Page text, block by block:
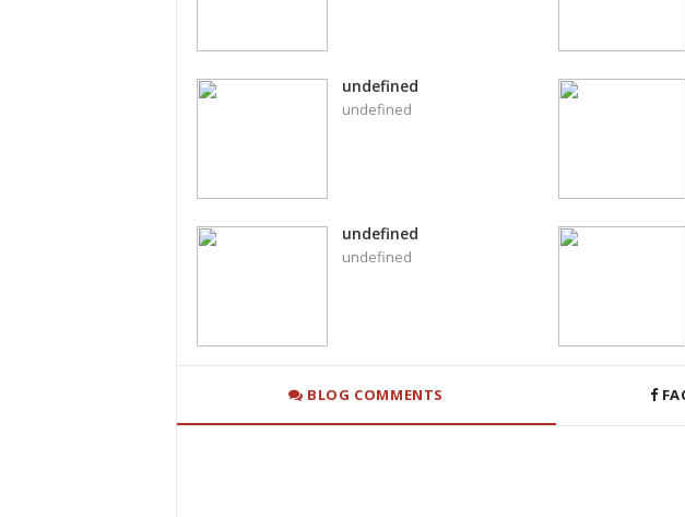
undefined
undefined
undefined
undefined
BLOG COMMENTS